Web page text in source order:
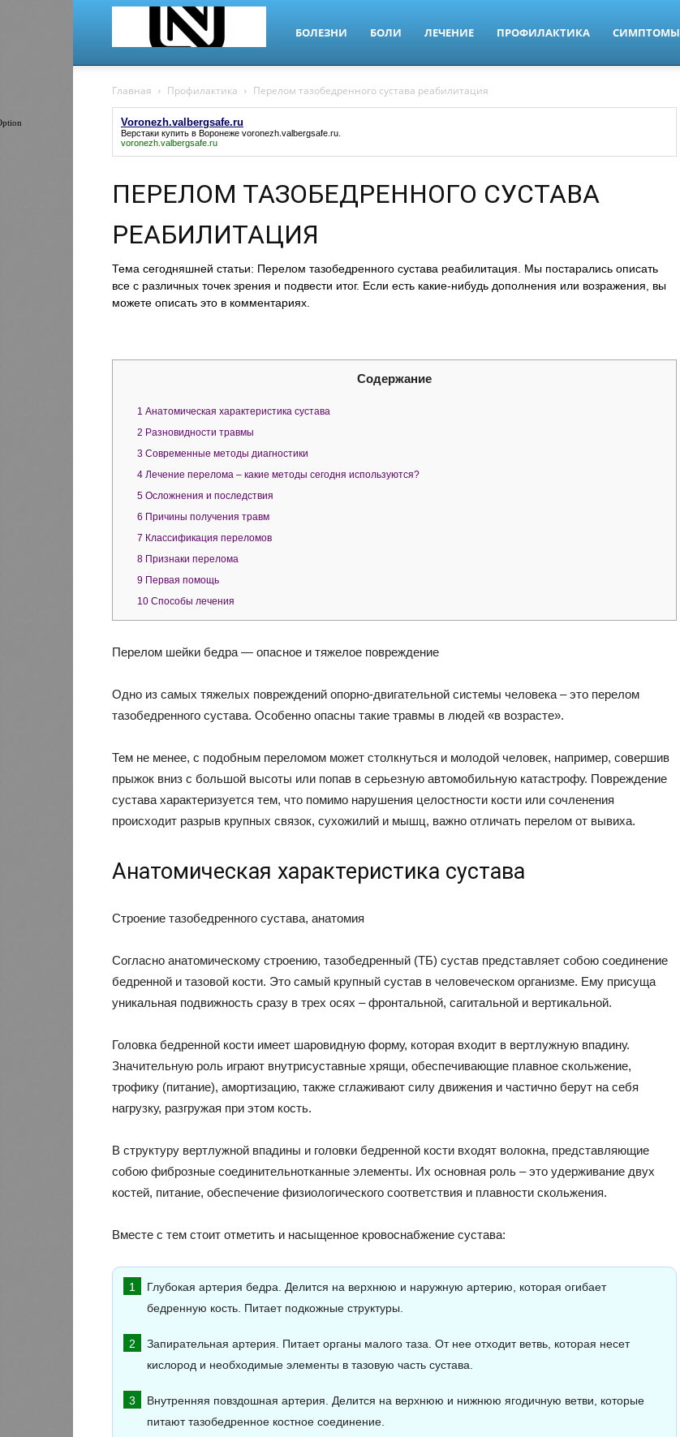
nano-
dr.ru
БОЛЕЗНИ БОЛИ ЛЕЧЕНИЕ ПРОФИЛАКТИКА СИМПТОМЫ
Главная Профилактика Перелом тазобедренного сустава реабилитация
Voronezh.valbergsafe.ru
Верстаки купить в Воронеже voronezh.valbergsafe.ru
voronezh.valbergsafe.ru
ПЕРЕЛОМ ТАЗОБЕДРЕННОГО СУСТАВА
РЕАБИЛИТАЦИЯ
Тема сегодняшней статьи: Перелом тазобедренного сустава реабилитация. Мы постарались описать
все с различных точек зрения и подвести итог. Если есть какие-нибудь дополнения или возражения, вы
можете описать это в комментариях.
Содержание
1 Анатомическая характеристика сустава
2 Разновидности травмы
3 Современные методы диагностики
4 Лечение перелома – какие методы сегодня используются?
5 Осложнения и последствия
6 Причины получения травм
7 Классификация переломов
8 Признаки перелома
9 Первая помощь
10 Способы лечения
Перелом шейки бедра — опасное и тяжелое повреждение
Одно из самых тяжелых повреждений опорно-двигательной системы человека – это перелом
тазобедренного сустава. Особенно опасны такие травмы в людей «в возрасте».
Тем не менее, с подобным переломом может столкнуться и молодой человек, например, совершив
прыжок вниз с большой высоты или попав в серьезную автомобильную катастрофу. Повреждение
сустава характеризуется тем, что помимо нарушения целостности кости или сочленения
происходит разрыв крупных связок, сухожилий и мышц, важно отличать перелом от вывиха.
Анатомическая характеристика сустава
Строение тазобедренного сустава, анатомия
Согласно анатомическому строению, тазобедренный (ТБ) сустав представляет собою соединение
бедренной и тазовой кости. Это самый крупный сустав в человеческом организме. Ему присуща
уникальная подвижность сразу в трех осях – фронтальной, сагитальной и вертикальной.
Головка бедренной кости имеет шаровидную форму, которая входит в вертлужную впадину.
Значительную роль играют внутрисуставные хрящи, обеспечивающие плавное скольжение,
трофику (питание), амортизацию, также сглаживают силу движения и частично берут на себя
нагрузку, разгружая при этом кость.
В структуру вертлужной впадины и головки бедренной кости входят волокна, представляющие
собою фиброзные соединительнотканные элементы. Их основная роль – это удерживание двух
костей, питание, обеспечение физиологического соответствия и плавности скольжения.
Вместе с тем стоит отметить и насыщенное кровоснабжение сустава:
Глубокая артерия бедра. Делится на верхнюю и наружную артерию, которая огибает
бедренную кость. Питает подкожные структуры.
Запирательная артерия. Питает органы малого таза. От нее отходит ветвь, которая несет
кислород и необходимые элементы в тазовую часть сустава.
Внутренняя повздошная артерия. Делится на верхнюю и нижнюю ягодичную ветви, которые
питают тазобедренное костное соединение.